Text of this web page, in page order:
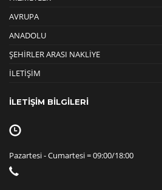
AVRUPA
ANADOLU
ŞEHİRLER ARASI NAKLİYE
İLETİŞİM
İLETİŞİM BİLGİLERİ
Pazartesi - Cumartesi = 09:00/18:00